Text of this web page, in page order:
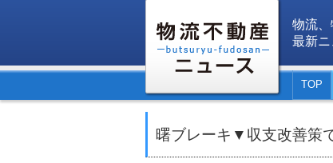
物流
最新ニ
TOP
曙ブレーキ▼収支改善策